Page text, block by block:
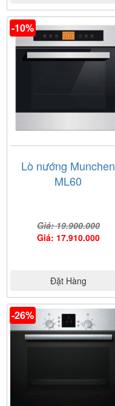
-10%
Lò nướng Munchen
ML60
Giá: 19.900.000
Giá: 17.910.000
Đặt Hàng
-26%